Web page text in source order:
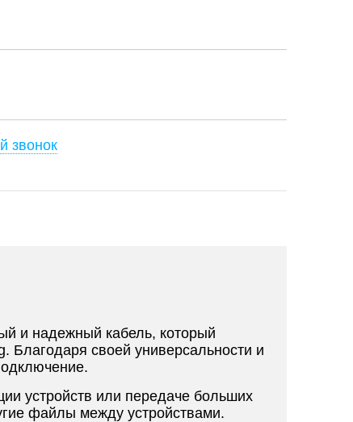
звонок
и надежный кабель, который
Благодаря своей универсальности и
устройств или передаче больших
файлы между устройствами.